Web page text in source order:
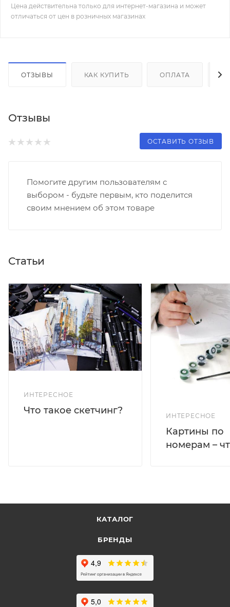
Цена действительна только для интернет-магазина и может
отличаться от цен в розничных магазинах
ОТЗЫВЫ КАК КУПИТЬ ОПЛАТА
Отзывы
ОСТАВИТЬ ОТЗЫВ
Помогите другим пользователям с
выбором - будьте первым, кто поделится
своим мнением об этом товаре
Статьи
ИНТЕРЕСНОЕ
Что такое скетчинг?
ИНТЕРЕСНОЕ
Картины по
номерам –
КАТАЛОГ
БРЕНДЫ